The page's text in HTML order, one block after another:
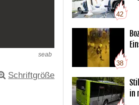
seab
Schriftgröße
42
38
in